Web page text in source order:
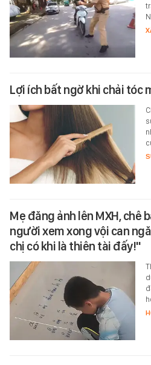
Lợi ích bất ngờ khi chải tóc
Mẹ đăng ảnh lên MXH, chê
người xem xong vội can
chị có khi là thiên tài đấy!"